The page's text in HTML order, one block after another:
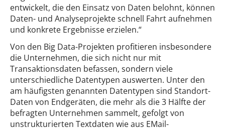
entwickelt, die den Einsatz von Daten belohnt, können
Daten- und Analyseprojekte schnell Fahrt aufnehmen
und konkrete Ergebnisse erzielen.“
Von den Big Data-Projekten profitieren insbesondere
die Unternehmen, die sich nicht nur mit
Transaktionsdaten befassen, sondern viele
unterschiedliche Datentypen auswerten. Unter den
am häufigsten genannten Datentypen sind Standort-
Daten von Endgeräten, die mehr als die 3 Hälfte der
befragten Unternehmen sammelt, gefolgt von
unstrukturierten Textdaten wie aus EMail-